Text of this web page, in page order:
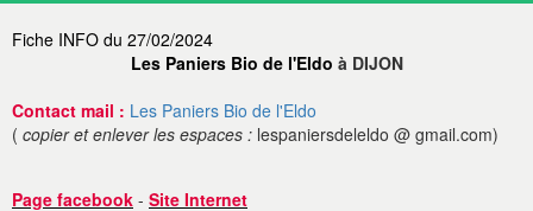
Fiche INFO du 27/02/2024
Les Paniers Bio de l'Eldo à DIJON
Contact mail : Les Paniers Bio de l'Eldo
( copier et enlever les espaces : lespaniersdeleldo @ gmail.com)
Page facebook - Site Internet